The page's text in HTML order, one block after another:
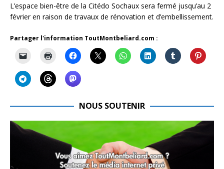
L’espace bien-être de la Citédo Sochaux sera fermé jusqu’au 2
février en raison de travaux de rénovation et d’embellissement.
Partager l'information ToutMontbeliard.com :
NOUS SOUTENIR